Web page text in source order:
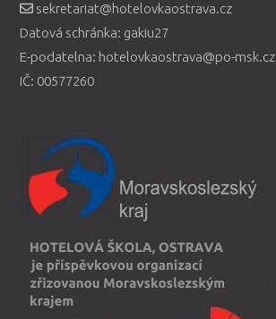
sekretariat@hotelovkaostrava.cz
Datová schránka: gakiu27
E-podatelna: hotelovkaostrava@po-msk.cz
IČ: 00577260